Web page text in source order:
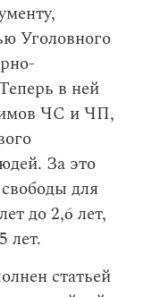
Уголовного
в ней
ЧС и ЧП,
За это
для
до 2,6 лет,
лет.
статьей